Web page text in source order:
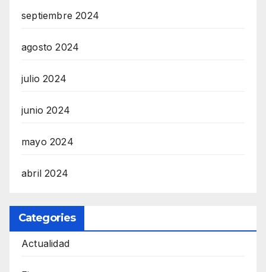
septiembre 2024
agosto 2024
julio 2024
junio 2024
mayo 2024
abril 2024
Categories
Actualidad